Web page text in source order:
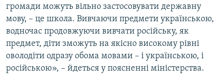
громади можуть вільно застосовувати державну
мову, – це школа. Вивчаючи предмети українською,
водночас продовжуючи вивчати російську, як
предмет, діти зможуть на якісно високому рівні
оволодіти одразу обома мовами – і українською, і
російською», – йдеться у поясненні міністерства.